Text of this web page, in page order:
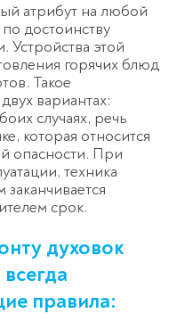
атрибут на любой
достоинству
Устройства этой
горячих блюд
Такое
вариантах:
случаях, речь
которая относится
опасности. При
техника
срок.
духовок
правила: